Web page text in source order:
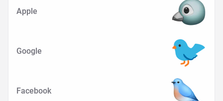
Apple
Google
Facebook